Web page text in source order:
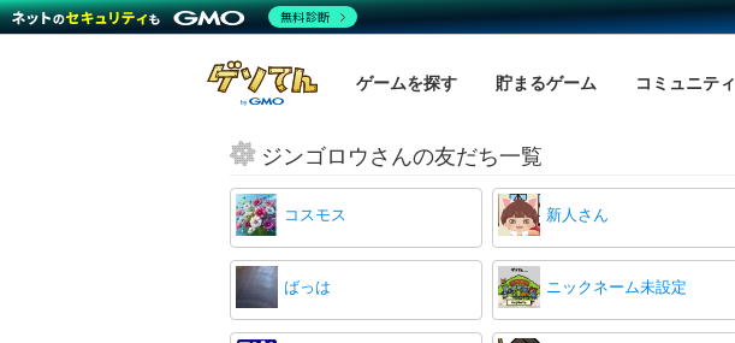
ゲームを探す 貯まるゲーム コミュニティ
ジンゴロウさんの友だち一覧
コスモス 新人さん
ばっは ニックネーム未設定
無料診断